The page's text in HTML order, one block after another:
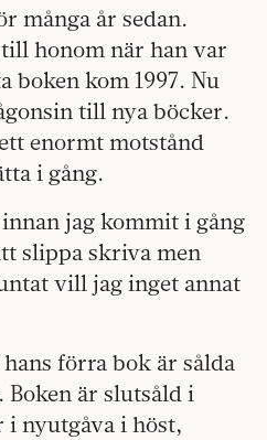
många år sedan.
honom när han var
boken kom 1997. Nu
till nya böcker.
enormt motstånd
i gång.
jag kommit i gång
slippa skriva men
vill jag inget annat
förra bok är sålda
är slutsåld i
i nyutgåva i höst,